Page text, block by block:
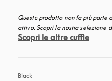
Questo prodotto non fa più parte
attivo. Scopri la nostra selezione
Scopri le altre cuffie
Black